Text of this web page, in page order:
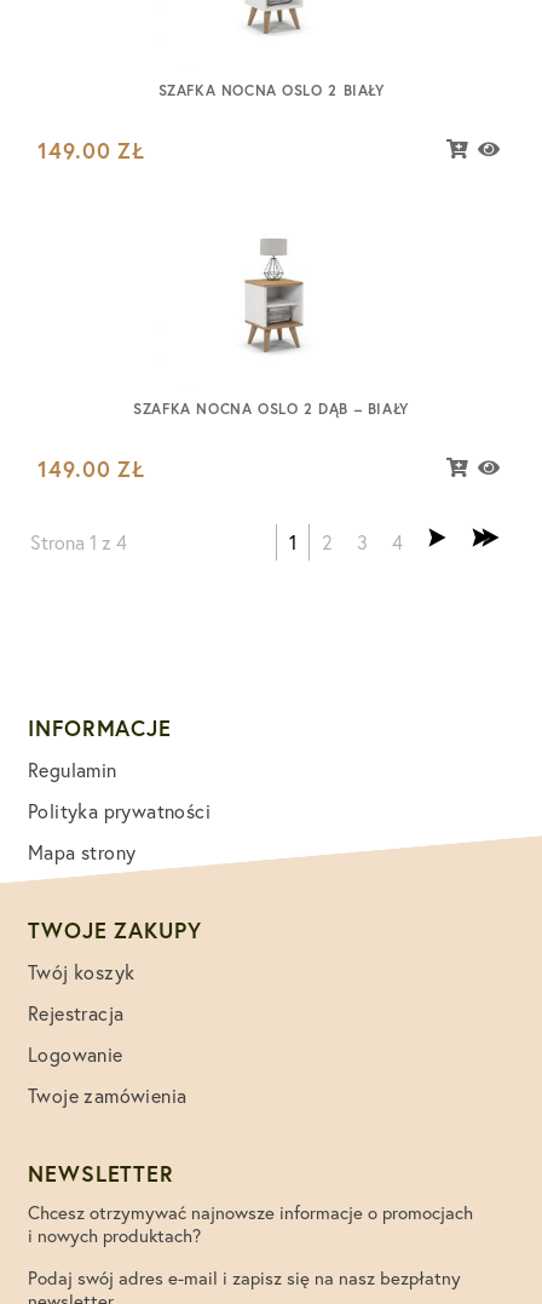
SZAFKA NOCNA OSLO 2 BIAŁY
149.00 ZŁ
SZAFKA NOCNA OSLO 2 DĄB – BIAŁY
149.00 ZŁ
Strona 1 z 4 1 2 3 4
INFORMACJE
Regulamin
Polityka prywatności
Mapa strony
TWOJE ZAKUPY
Twój koszyk
Rejestracja
Logowanie
Twoje zamówienia
NEWSLETTER
Chcesz otrzymywać najnowsze informacje o promocjach
i nowych produktach?
Podaj swój adres e-mail i zapisz się na nasz bezpłatny